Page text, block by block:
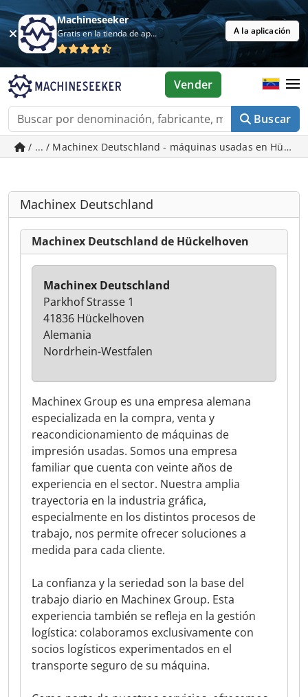
Machineseeker
Gratis en la tienda de aplicaciones A la aplicación
Buscar
Vender
/ ... / Machinex Deutschland - máquinas usadas en
Machinex Deutschland
Machinex Deutschland de Hückelhoven
Machinex Group es una empresa alemana
especializada en la compra, venta y
reacondicionamiento de máquinas de
impresión usadas. Somos una empresa
familiar que cuenta con veinte años de
experiencia en el sector. Nuestra amplia
trayectoria en la industria gráfica,
especialmente en los distintos procesos de
trabajo, nos permite ofrecer soluciones a
medida para cada cliente.
La confianza y la seriedad son la base del
trabajo diario en Machinex Group. Esta
experiencia también se refleja en la gestión
logística: colaboramos exclusivamente con
socios logísticos experimentados en el
transporte seguro de su máquina.
Machinex Deutschland
Parkhof Strasse 1
41836 Hückelhoven
Alemania
Nordrhein-Westfalen